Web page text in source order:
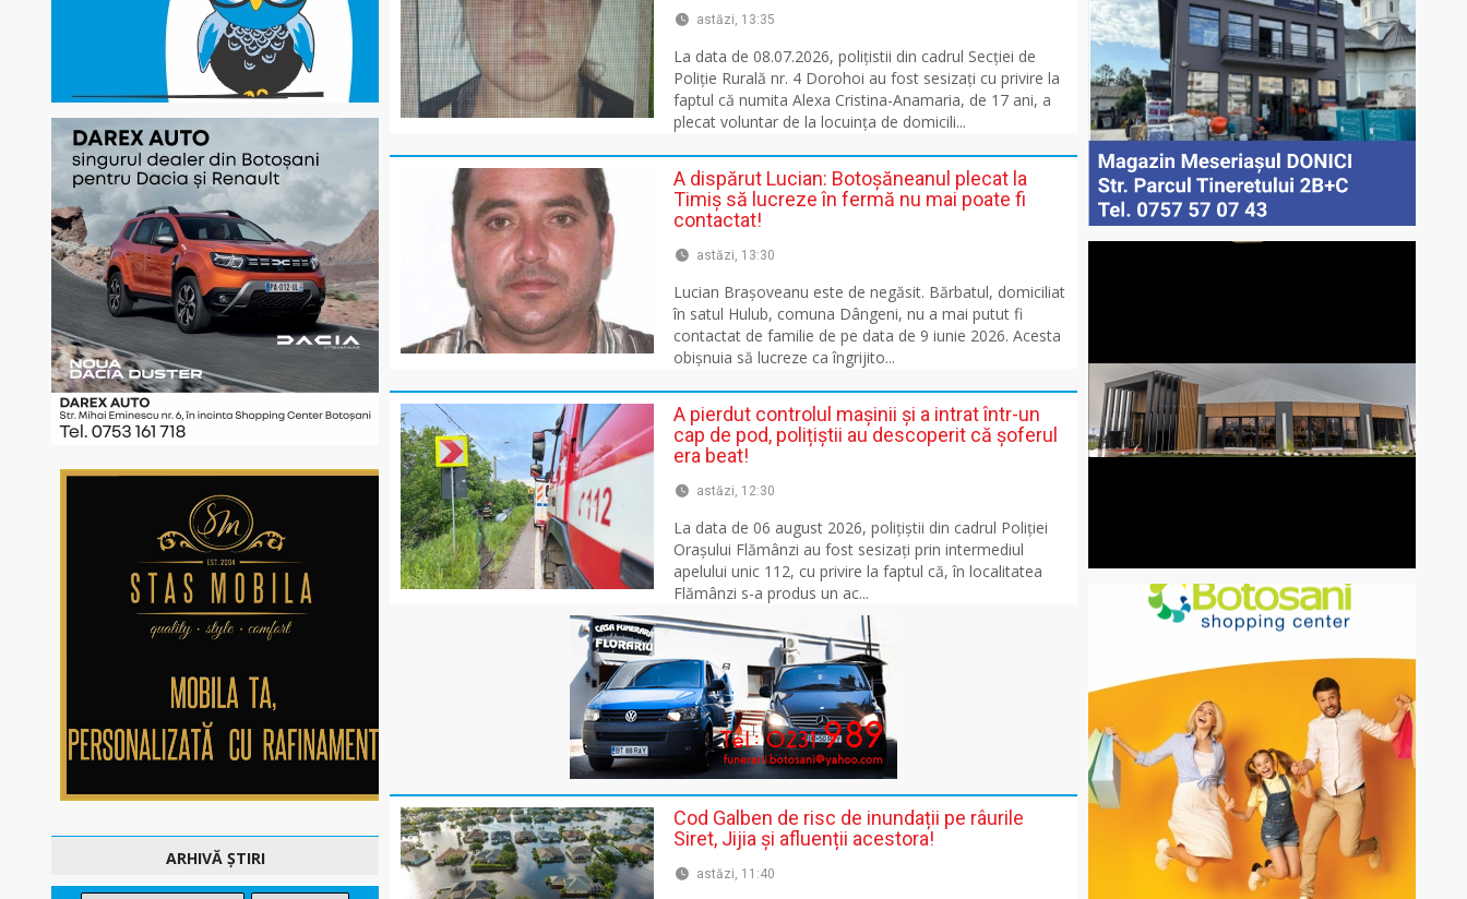
ARHIVĂ ȘTIRI
astăzi, 13:35
La data de 08.07.2026, polițistii din cadrul Secției de
Poliție Rurală nr. 4 Dorohoi au fost sesizați cu privire la
faptul că numita Alexa Cristina-Anamaria, de 17 ani, a
plecat voluntar de la locuința de domicili...
A dispărut Lucian: Botoșăneanul plecat la
Timiș să lucreze în fermă nu mai poate fi
contactat!
astăzi, 13:30
Lucian Brașoveanu este de negăsit. Bărbatul, domiciliat
în satul Hulub, comuna Dângeni, nu a mai putut fi
contactat de familie de pe data de 9 iunie 2026. Acesta
obișnuia să lucreze ca îngrijito...
A pierdut controlul mașinii și a intrat într-un
cap de pod, polițiștii au descoperit că șoferul
era beat!
astăzi, 12:30
La data de 06 august 2026, polițiștii din cadrul Poliției
Orașului Flămânzi au fost sesizați prin intermediul
apelului unic 112, cu privire la faptul că, în localitatea
Flămânzi s-a produs un ac...
Cod Galben de risc de inundații pe râurile
Siret, Jijia și afluenții acestora!
astăzi, 11:40